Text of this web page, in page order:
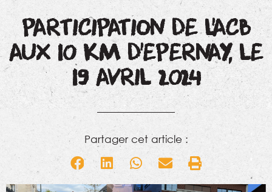
PARTICIPATION DE L’ACB
AUX 10 KM D’EPERNAY, LE
19 AVRIL 2024
Partager cet article :